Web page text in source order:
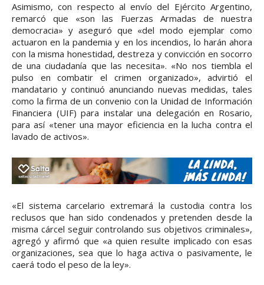
Asimismo, con respecto al envío del Ejército Argentino,
remarcó que «son las Fuerzas Armadas de nuestra
democracia» y aseguró que «del modo ejemplar como
actuaron en la pandemia y en los incendios, lo harán ahora
con la misma honestidad, destreza y convicción en socorro
de una ciudadanía que las necesita». «No nos tiembla el
pulso en combatir el crimen organizado», advirtió el
mandatario y continuó anunciando nuevas medidas, tales
como la firma de un convenio con la Unidad de Información
Financiera (UIF) para instalar una delegación en Rosario,
para así «tener una mayor eficiencia en la lucha contra el
lavado de activos».
«El sistema carcelario extremará la custodia contra los
reclusos que han sido condenados y pretenden desde la
misma cárcel seguir controlando sus objetivos criminales»,
agregó y afirmó que «a quien resulte implicado con esas
organizaciones, sea que lo haga activa o pasivamente, le
caerá todo el peso de la ley».